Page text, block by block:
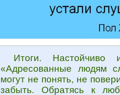
Итоги. Настойчиво
«Адресованные людям
могут не понять, не
забыть. Обратясь к